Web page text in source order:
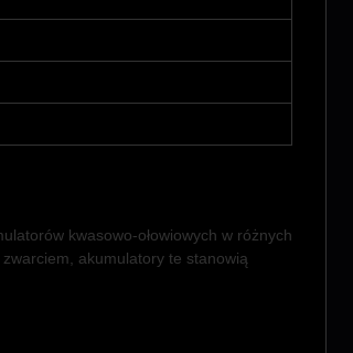
kwasowo-ołowiowych w różnych
akumulatory te stanowią